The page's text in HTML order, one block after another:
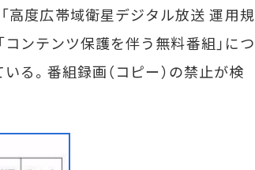
高度広帯域衛星デジタル放送 運用規
コンテンツ保護を伴う無料番組」につ
いる。番組録画（コピー）の禁止が検